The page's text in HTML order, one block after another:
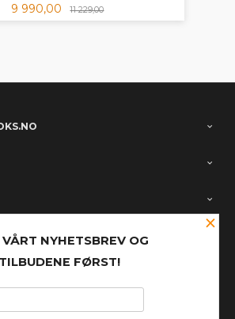
Tilbud
9 990,00 11 229,00Rabatt
×
NYHETSBREV OG
FØRST!